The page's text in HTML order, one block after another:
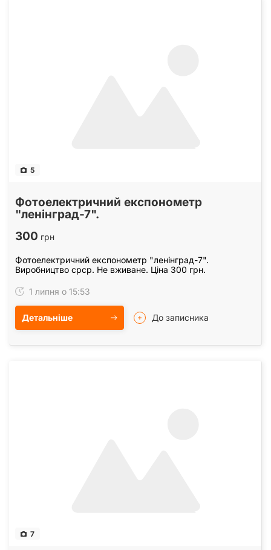
5
Фотоелектричний експонометр
"ленінград-7".
300 грн
Фотоелектричний експонометр "ленінград-7".
Виробництво срср. Не вживане. Ціна 300 грн.
1 липня о 15:53
Детальніше До записника
7